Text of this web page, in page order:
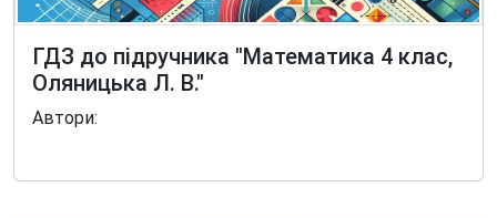
ГДЗ до підручника "Математика 4 клас,
Оляницька Л. В."
Автори: